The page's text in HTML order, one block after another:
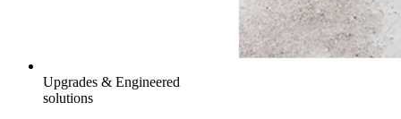
Upgrades & Engineered
solutions